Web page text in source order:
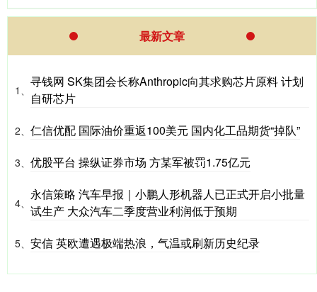
最新文章
1、
寻钱网 SK集团会长称Anthropic向其求购芯片原料 计划
自研芯片
2、 仁信优配 国际油价重返100美元 国内化工品期货“掉队”
3、 优股平台 操纵证券市场 方某军被罚1.75亿元
4、
永信策略 汽车早报｜小鹏人形机器人已正式开启小批量
试生产 大众汽车二季度营业利润低于预期
5、 安信 英欧遭遇极端热浪，气温或刷新历史纪录